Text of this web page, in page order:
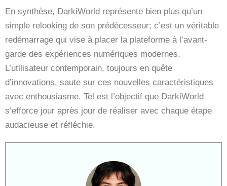
En synthèse, DarkiWorld représente bien plus qu’un
simple relooking de son prédécesseur; c’est un véritable
redémarrage qui vise à placer la plateforme à l’avant-
garde des expériences numériques modernes.
L’utilisateur contemporain, toujours en quête
d’innovations, saute sur ces nouvelles caractéristiques
avec enthousiasme. Tel est l’objectif que DarkiWorld
s’efforce jour après jour de réaliser avec chaque étape
audacieuse et réfléchie.